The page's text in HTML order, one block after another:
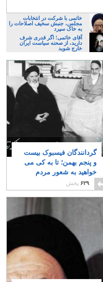
خاتمی با شرکت در انتخابات
مجلس، جنبش سخیف اصلاحات را
به خاک سپرد
آقای خاتمی؛ اگر قدری شرف
دارید، از صحنه سیاست ایران
خارج شوید
گردانندگان فیسبوک بیست
و پنجم بهمن؛ تا به کی می
خواهید به شعور مردم
ایران توهین کنید؟
۶۲۹ پخش